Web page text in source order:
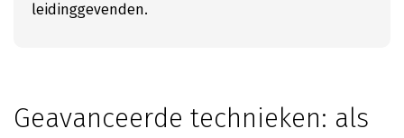
leidinggevenden.
Geavanceerde technieken: als